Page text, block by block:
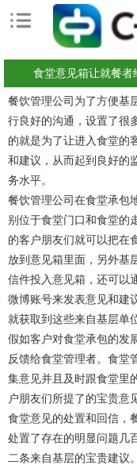
食堂意见箱让就餐者
餐饮管理公司为了方便基
行良好的沟通，设置了很
的就是为了让进入食堂的
和建议，从而起到良好的
务水平。
餐饮管理公司在食堂承包
别位于食堂门口和食堂的
的客户朋友们就可以把在
放到意见箱里面，另外基
信件投入意见箱，还可以
微博账号来发表意见和建
就获取到这些来自基层单
假如客户对食堂承包的发
反馈给食堂管理者。食堂
集意见并且及时跟食堂里
户朋友们所提了的宝贵意
食堂意见的处置和回信，
处置了存在的明显问题几
二条来自基层的宝贵建议。